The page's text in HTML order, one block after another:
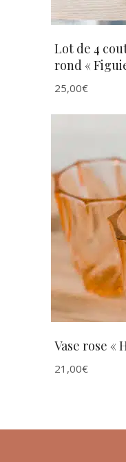
Lot de 4
rond «
25,00€
Vase rose «
21,00€